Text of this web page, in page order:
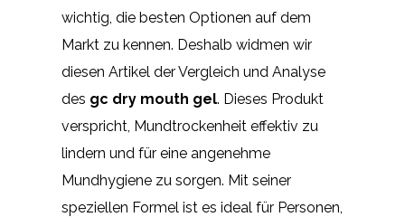
wichtig, die besten Optionen auf dem
Markt zu kennen. Deshalb widmen wir
diesen Artikel der Vergleich und Analyse
des gc dry mouth gel. Dieses Produkt
verspricht, Mundtrockenheit effektiv zu
lindern und für eine angenehme
Mundhygiene zu sorgen. Mit seiner
speziellen Formel ist es ideal für Personen,